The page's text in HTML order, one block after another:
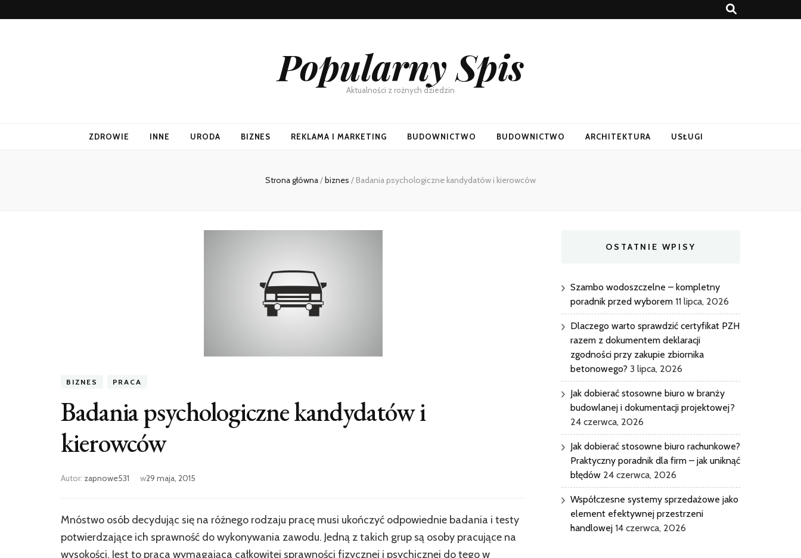
Popularny Spis
Aktualności z rożnych dziedzin
ZDROWIE INNE URODA BIZNES REKLAMA I MARKETING BUDOWNICTWO BUDOWNICTWO ARCHITEKTURA USŁUGI
Strona główna/biznes / Badania psychologiczne kandydatów i kierowców
BIZNES PRACA
Badania psychologiczne kandydatów i
kierowców
Autor: zapnowe531 w29 maja, 2015
Mnóstwo osób decydując się na różnego rodzaju pracę musi ukończyć odpowiednie badania i testy
potwierdzające ich sprawność do wykonywania zawodu. Jedną z takich grup są osoby pracujące na
wysokości. Jest to praca wymagająca całkowitej sprawności fizycznej i psychicznej do tego w
OSTATNIE WPISY
Szambo wodoszczelne – kompletny
poradnik przed wyborem 11 lipca, 2026
Dlaczego warto sprawdzić certyfikat PZH
razem z dokumentem deklaracji
zgodności przy zakupie zbiornika
betonowego? 3 lipca, 2026
Jak dobierać stosowne biuro w branży
budowlanej i dokumentacji projektowej?
24 czerwca, 2026
Jak dobierać stosowne biuro rachunkowe?
Praktyczny poradnik dla firm – jak uniknąć
błędów 24 czerwca, 2026
Współczesne systemy sprzedażowe jako
element efektywnej przestrzeni
handlowej 14 czerwca, 2026